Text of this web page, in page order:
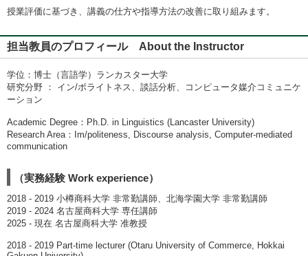
授業評価に基づき、講義の仕方や指導方法の改善に取り組みます。
担当教員のプロフィール About the Instructor
学位：博士（言語学）ランカスター大学
研究分野 ： イン/ポライトネス、談話分析、コンピュータ媒介コミュニケ
ーション
Academic Degree：Ph.D. in Linguistics (Lancaster University)
Research Area：Im/politeness, Discourse analysis, Computer-mediated
communication
（実務経験 Work experience）
2018 - 2019 小樽商科大学 非常勤講師、北海学園大学 非常勤講師
2019 - 2024 名古屋商科大学 専任講師
2025 - 現在 名古屋商科大学 准教授
2018 - 2019 Part-time lecturer (Otaru University of Commerce, Hokkai